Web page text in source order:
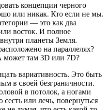
концепции черного
или никак. Кто если не мы.
— это как два
восток. И полное
планеты Земля.
на параллелях?
может там 3D или 7D?
вариативность. Это быть
в своей безграничности.
в потолок, а ногами
или лечь, повернуться